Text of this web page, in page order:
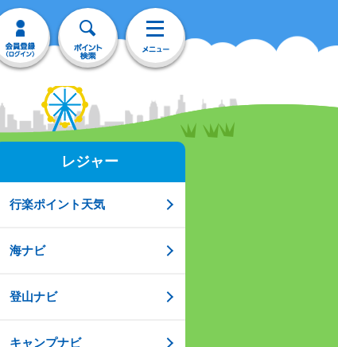
レジャー
行楽ポイント天気
海ナビ
登山ナビ
キャンプナビ